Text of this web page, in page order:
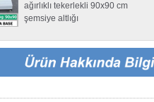
ağırlıklı tekerlekli 90x90 cm
şemsiye altlığı